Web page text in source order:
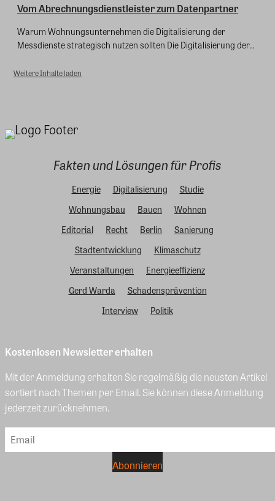
Vom Abrechnungsdienstleister zum Datenpartner
Warum Wohnungsunternehmen die Digitalisierung der
Messdienste strategisch nutzen sollten Die Digitalisierung der...
Weitere Inhalte laden
Fakten und Lösungen für Profis
Energie Digitalisierung
Studie
Wohnungsbau
Bauen
Wohnen
Editorial
Recht Berlin
Sanierung
Stadtentwicklung
Klimaschutz
Veranstaltungen
Energieeffizienz
Gerd Warda
Schadensprävention
Interview
Politik
Kostenlosen Newsletter erhalten
Mit der Anmeldung erhalten Sie regelmäßig die neusten Artikel
sortiert nach Themen per Email. Sie können diese Anmeldung
jederzeit zurücknehmen.